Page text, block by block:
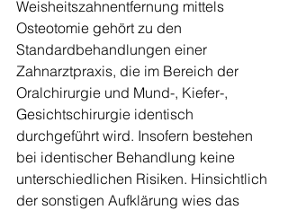
Weisheitszahnentfernung mittels
Osteotomie gehört zu den
Standardbehandlungen einer
Zahnarztpraxis, die im Bereich der
Oralchirurgie und Mund-, Kiefer-,
Gesichtschirurgie identisch
durchgeführt wird. Insofern bestehen
bei identischer Behandlung keine
unterschiedlichen Risiken. Hinsichtlich
der sonstigen Aufklärung wies das